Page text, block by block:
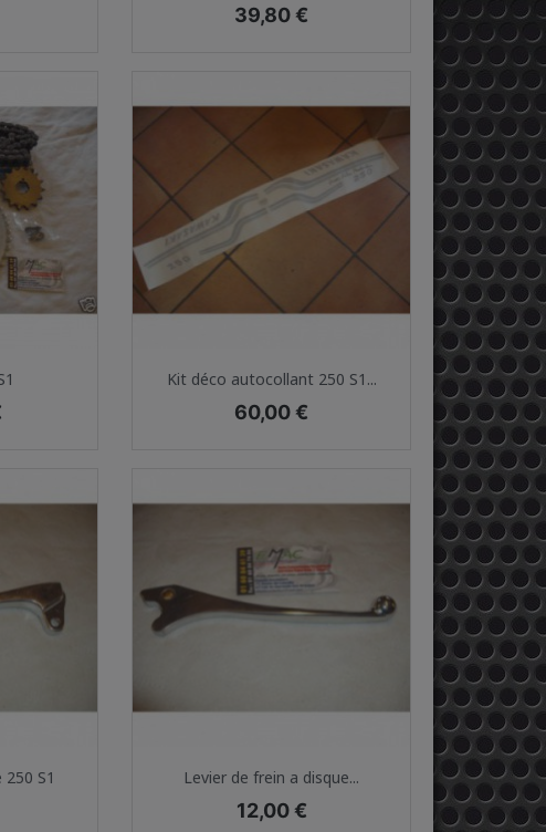
Prix
39,80 €
 Aperçu rapide
Kit déco autocollant 250 S1...
Prix
60,00 €
S1  Aperçu rapide
Levier de frein a disque...
Prix
12,00 €